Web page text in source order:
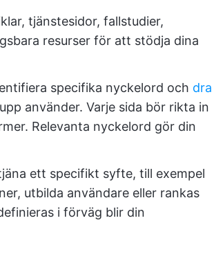
tjänstesidor, fallstudier,
resurser för att stödja dina
specifika nyckelord och dra
använder. Varje sida bör rikta in
Relevanta nyckelord gör din
ett specifikt syfte, till exempel
utbilda användare eller rankas
i förväg blir din